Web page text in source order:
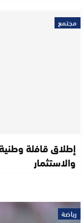
مجتمع
إطلاق قافلة
والاستثمار
رياضة